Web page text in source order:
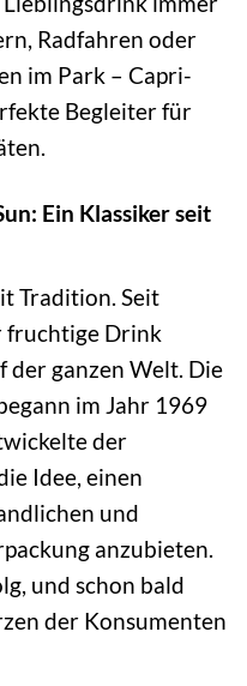
Radfahren oder
im Park – Capri-
Begleiter für
Ein Klassiker seit
Tradition. Seit
fruchtige Drink
der ganzen Welt. Die
im Jahr 1969
der
Idee, einen
und
anzubieten.
und schon bald
der Konsumenten